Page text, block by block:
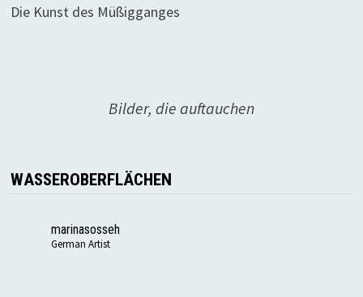
Die Kunst des Müßigganges
Bilder, die auftauchen
WASSEROBERFLÄCHEN
marinasosseh
German Artist